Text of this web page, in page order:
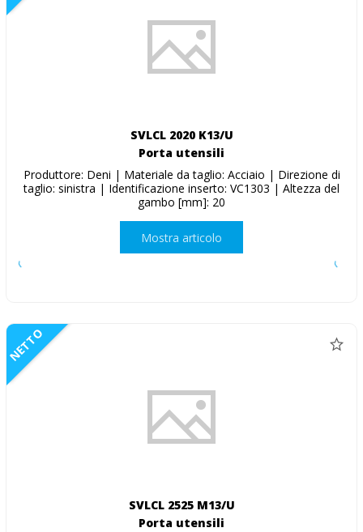
SVLCL 2020 K13/U
Porta utensili
Produttore: Deni | Materiale da taglio: Acciaio | Direzione di
taglio: sinistra | Identificazione inserto: VC1303 | Altezza del
gambo [mm]: 20
Mostra articolo
NETTO
SVLCL 2525 M13/U
Porta utensili